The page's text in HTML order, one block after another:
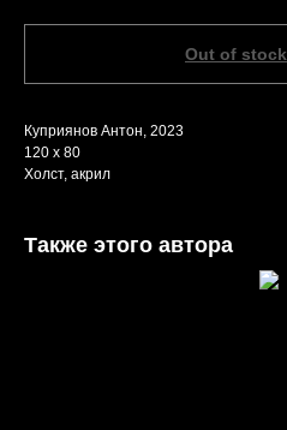
Out of stock
Куприянов Антон, 2023
120 x 80
Холст, акрил
Также этого автора